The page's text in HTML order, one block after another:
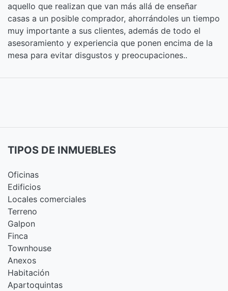
aquello que realizan que van más allá de enseñar
casas a un posible comprador, ahorrándoles un tiempo
muy importante a sus clientes, además de todo el
asesoramiento y experiencia que ponen encima de la
mesa para evitar disgustos y preocupaciones..
TIPOS DE INMUEBLES
Oficinas
Edificios
Locales comerciales
Terreno
Galpon
Finca
Townhouse
Anexos
Habitación
Apartoquintas